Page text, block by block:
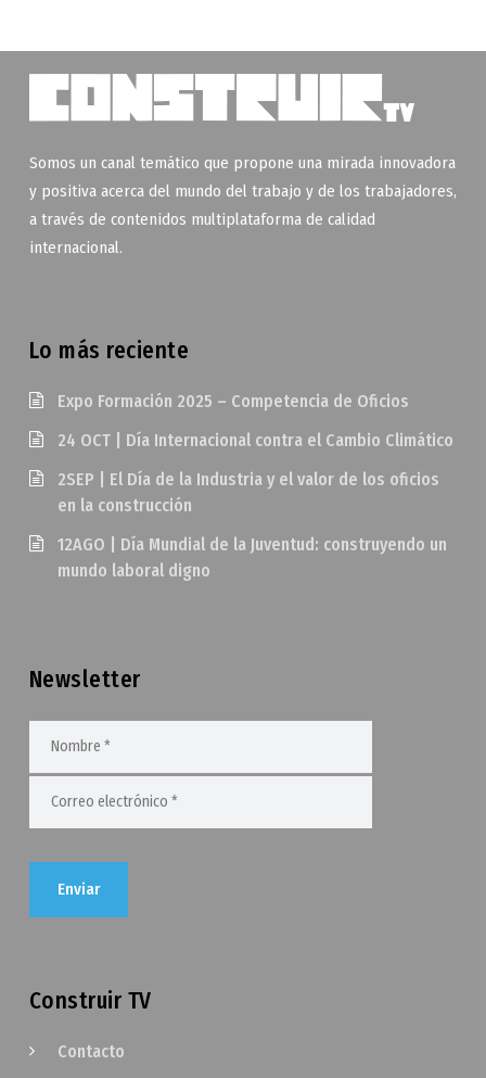
Somos un canal temático que propone una mirada innovadora
y positiva acerca del mundo del trabajo y de los trabajadores,
a través de contenidos multiplataforma de calidad
internacional.
Lo más reciente
Expo Formación 2025 – Competencia de Oficios
24 OCT | Día Internacional contra el Cambio Climático
2SEP | El Día de la Industria y el valor de los oficios
en la construcción
12AGO | Día Mundial de la Juventud: construyendo un
mundo laboral digno
Newsletter
Construir TV
Contacto